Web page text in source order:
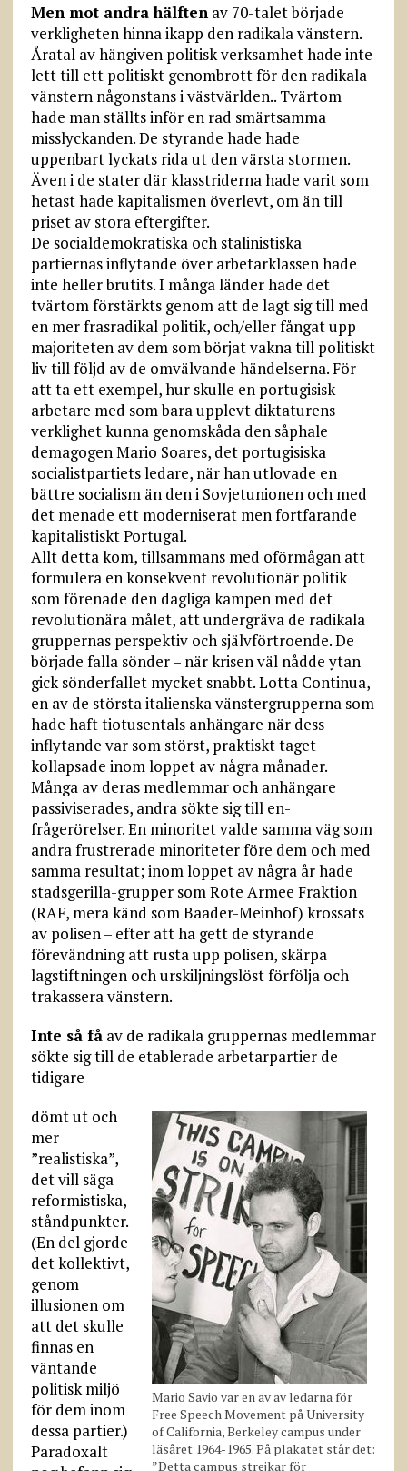
Men mot andra hälften av 70-talet började
verkligheten hinna ikapp den radikala vänstern.
Åratal av hängiven politisk verksamhet hade inte
lett till ett politiskt genombrott för den radikala
vänstern någonstans i västvärlden.. Tvärtom
hade man ställts inför en rad smärtsamma
misslyckanden. De styrande hade hade
uppenbart lyckats rida ut den värsta stormen.
Även i de stater där klasstriderna hade varit som
hetast hade kapitalismen överlevt, om än till
priset av stora eftergifter.
De socialdemokratiska och stalinistiska
partiernas inflytande över arbetarklassen hade
inte heller brutits. I många länder hade det
tvärtom förstärkts genom att de lagt sig till med
en mer frasradikal politik, och/eller fångat upp
majoriteten av dem som börjat vakna till politiskt
liv till följd av de omvälvande händelserna. För
att ta ett exempel, hur skulle en portugisisk
arbetare med som bara upplevt diktaturens
verklighet kunna genomskåda den såphale
demagogen Mario Soares, det portugisiska
socialistpartiets ledare, när han utlovade en
bättre socialism än den i Sovjetunionen och med
det menade ett moderniserat men fortfarande
kapitalistiskt Portugal.
Allt detta kom, tillsammans med oförmågan att
formulera en konsekvent revolutionär politik
som förenade den dagliga kampen med det
revolutionära målet, att undergräva de radikala
gruppernas perspektiv och självförtroende. De
började falla sönder – när krisen väl nådde ytan
gick sönderfallet mycket snabbt. Lotta Continua,
en av de största italienska vänstergrupperna som
hade haft tiotusentals anhängare när dess
inflytande var som störst, praktiskt taget
kollapsade inom loppet av några månader.
Många av deras medlemmar och anhängare
passiviserades, andra sökte sig till en-
frågerörelser. En minoritet valde samma väg som
andra frustrerade minoriteter före dem och med
samma resultat; inom loppet av några år hade
stadsgerilla-grupper som Rote Armee Fraktion
(RAF, mera känd som Baader-Meinhof) krossats
av polisen – efter att ha gett de styrande
förevändning att rusta upp polisen, skärpa
lagstiftningen och urskiljningslöst förfölja och
trakassera vänstern.
Inte så fåav de radikala gruppernas medlemmar
sökte sig till de etablerade arbetarpartier de
tidigare
Mario Savio var en av av ledarna för
Free Speech Movement på University
of California, Berkeley campus under
läsåret 1964-1965. På plakatet står det:
”Detta campus strejkar för
dömt ut och
mer
”realistiska”,
det vill säga
reformistiska,
ståndpunkter.
(En del gjorde
det kollektivt,
genom
illusionen om
att det skulle
finnas en
väntande
politisk miljö
för dem inom
dessa partier.)
Paradoxalt